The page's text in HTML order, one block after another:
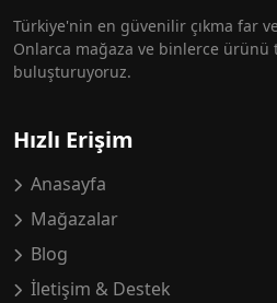
Türkiye'nin en güvenilir çıkma far
Onlarca mağaza ve binlerce ürünü
buluşturuyoruz.
Hızlı Erişim
Anasayfa
Mağazalar
Blog
İletişim & Destek